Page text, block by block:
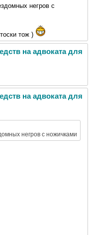
негров с
тож )
на адвоката для
на адвоката для
негров с ножичками